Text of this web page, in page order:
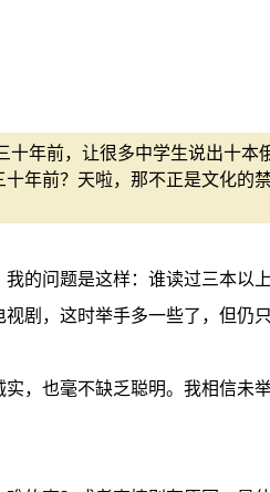
年前，让很多中学生说出十
年前？天啦，那不正是文化
的问题是这样：谁读过三本
剧，这时举手多一些了，但仍只
，也毫不缺乏聪明。我相信